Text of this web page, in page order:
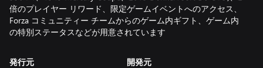
倍のプレイヤー リワード、限定ゲームイベントへのアクセス、
Forza コミュニティー チームからのゲーム内ギフト、ゲーム内
の特別ステータスなどが用意されています
発行元 開発元